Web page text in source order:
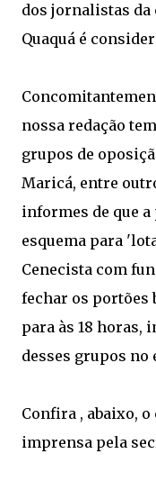
dos jornalistas da
Quaquá é
nossa redação
grupos de
Maricá, entre
informes de que
esquema para
Cenecista com
fechar os portões
para às 18 horas,
desses grupos no
Confira , abaixo,
imprensa pela